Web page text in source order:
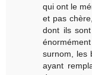
qui ont le
et pas
dont ils
surnom, les
ayant